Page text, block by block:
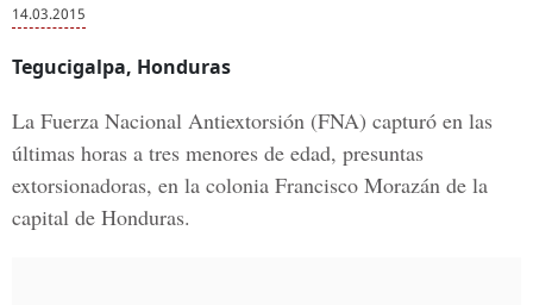
14.03.2015
Tegucigalpa, Honduras
La Fuerza Nacional Antiextorsión (FNA) capturó en las
últimas horas a tres menores de edad, presuntas
extorsionadoras, en la colonia Francisco Morazán de la
capital de Honduras.